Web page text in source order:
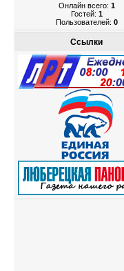
Онлайн всего: 1
Гостей: 1
Пользователей: 0
Ссылки